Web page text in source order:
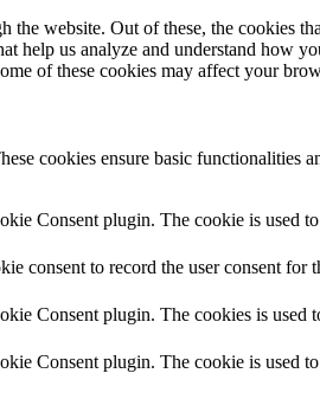
website. Out of these, the cookies
help us analyze and understand how
of these cookies may affect your
cookies ensure basic functionalities
Consent plugin. The cookie is used
consent to record the user consent
Consent plugin. The cookies is used
Consent plugin. The cookie is used